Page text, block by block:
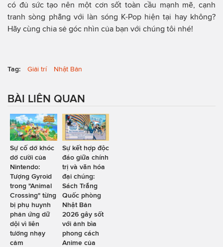
có đủ sức tạo nên một cơn sốt toàn cầu mạnh mẽ, cạnh
tranh sòng phẳng với làn sóng K-Pop hiện tại hay không?
Hãy cùng chia sẻ góc nhìn của bạn với chúng tôi nhé!
Tag: Giải trí Nhật Bản
BÀI LIÊN QUAN
Sự cố dở khóc
dở cười của
Nintendo:
Tượng Gyroid
trong "Animal
Crossing" từng
bị phụ huynh
phản ứng dữ
dội vì liên
tưởng nhạy
cảm
Sự kết hợp độc
đáo giữa chính
trị và văn hóa
đại chúng:
Sách Trắng
Quốc phòng
Nhật Bản
2026 gây sốt
với ảnh bìa
phong cách
Anime của